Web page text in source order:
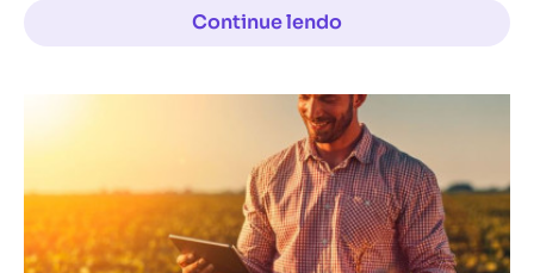
Continue lendo